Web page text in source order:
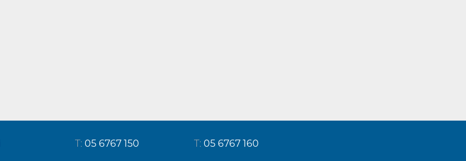
T: 05 6767 150 T: 05 6767 160